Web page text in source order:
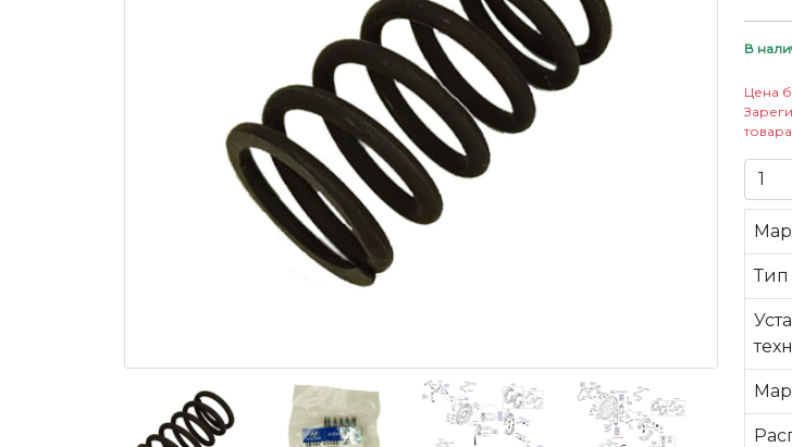
В
Цена
товара
Тип